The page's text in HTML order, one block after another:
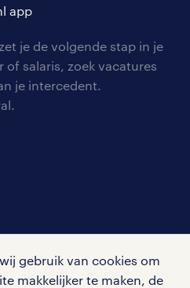
gebruik van cookies om
makkelijker te maken, de
app
je de volgende stap in je
of salaris, zoek vacatures
je intercedent.
content omtrent